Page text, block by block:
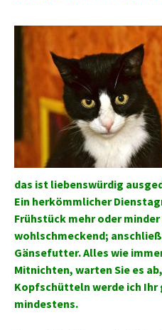
das ist liebenswürdig
Ein herkömmlicher
Frühstück mehr oder
wohlschmeckend;
Gänsefutter. Alles wie
Mitnichten, warten Sie es
Kopfschütteln werde ich Ihr
mindestens.